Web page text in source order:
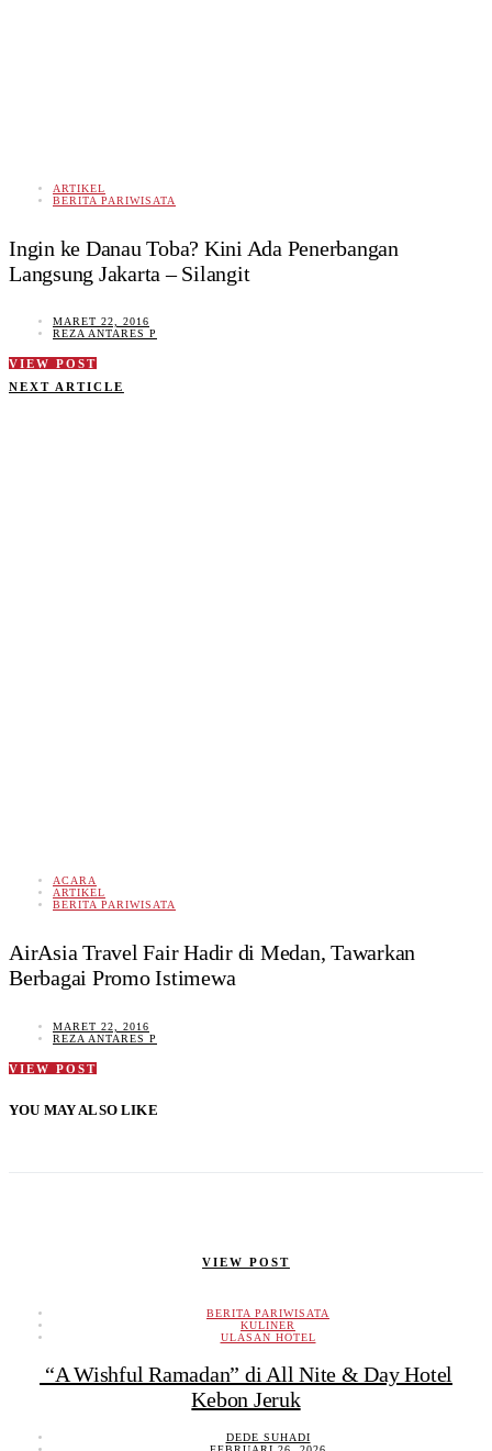
ARTIKEL
BERITA PARIWISATA
Ingin ke Danau Toba? Kini Ada Penerbangan
Langsung Jakarta – Silangit
MARET 22, 2016
REZA ANTARES P
VIEW POST
NEXT ARTICLE
ACARA
ARTIKEL
BERITA PARIWISATA
AirAsia Travel Fair Hadir di Medan, Tawarkan
Berbagai Promo Istimewa
MARET 22, 2016
REZA ANTARES P
VIEW POST
YOU MAY ALSO LIKE
VIEW POST
BERITA PARIWISATA
KULINER
ULASAN HOTEL
“A Wishful Ramadan” di All Nite & Day Hotel
Kebon Jeruk
DEDE SUHADI